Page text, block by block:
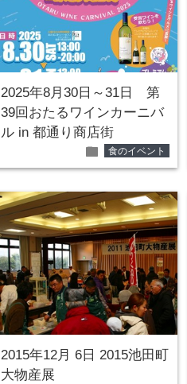
2025年8月30日～31日 第
39回おたるワインカーニバ
ル in 都通り商店街
folder 食のイベント
2015年12月 6日 2015池田町
大物産展